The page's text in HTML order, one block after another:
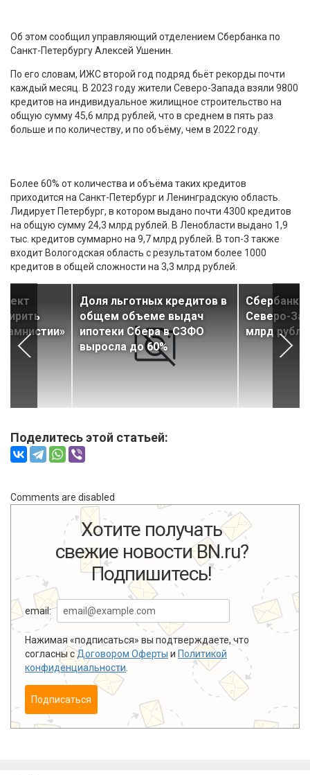
Об этом сообщил управляющий отделением Сбербанка по
Санкт-Петербургу Алексей Ушенин.
По его словам, ИЖС второй год подряд бьёт рекорды почти
каждый месяц. В 2023 году жители Северо-Запада взяли 9800
кредитов на индивидуальное жилищное строительство на
общую сумму 45,6 млрд рублей, что в среднем в пять раз
больше и по количеству, и по объёму, чем в 2022 году.
Более 60% от количества и объёма таких кредитов
приходится на Санкт-Петербург и Ленинградскую область.
Лидирует Петербург, в котором выдано почти 4300 кредитов
на общую сумму 24,3 млрд рублей. В Ленобласти выдано 1,9
тыс. кредитов суммарно на 9,7 млрд рублей. В топ-3 также
входит Вологодская область с результатом более 1000
кредитов в общей сложности на 3,3 млрд рублей.
амнистии»
Доля льготных кредитов в
общем объеме выдач
ипотеки Сбера в СЗФО
выросла до 60%
Сбербанк
Северо-
млрд
Поделитесь этой статьей:
Comments are disabled
Хотите получать
свежие новости BN.ru?
Подпишитесь!
email:
Нажимая «подписаться» вы подтверждаете, что
согласны сДоговором Оферты и Политикой
конфиденциальности
Подписаться